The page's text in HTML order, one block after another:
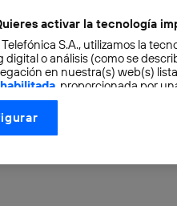
del
sector?
activar la tecnología
S.A., utilizamos la
digital o análisis (como se
en nuestra(s) web(s)
, proporcionada por
consentimiento en cada página
Utiq está diseñada con la
dirección IP y otra